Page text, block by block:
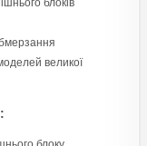
блоків
великої